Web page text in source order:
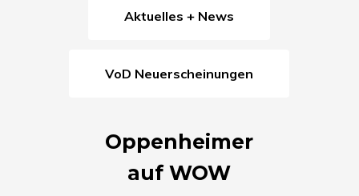
Aktuelles + News
VoD Neuerscheinungen
Oppenheimer
auf WOW